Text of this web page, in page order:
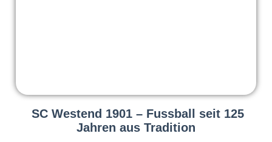
SC Westend 1901 – Fussball seit 125
Jahren aus Tradition